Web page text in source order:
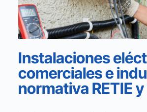
Instalaciones
comerciales e
normativa RETIE